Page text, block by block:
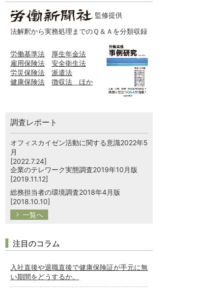
監修提供
法解釈から実務処理までのＱ＆Ａを分類収録
労働基準法
厚生年金法
雇用保険法
安全衛生法
労災保険法
派遣法
健康保険法
徴収法 ほか
調査レポート
オフィスカイゼン活動に関する意識2022年5
月
[2022.7.24]
企業のテレワーク実態調査2019年10月版
[2019.11.12]
総務担当者の環境調査2018年4月版
[2018.10.10]
一覧へ
注目のコラム
入社直後や退職直後で健康保険証が手元に無
い期間をどうするか。